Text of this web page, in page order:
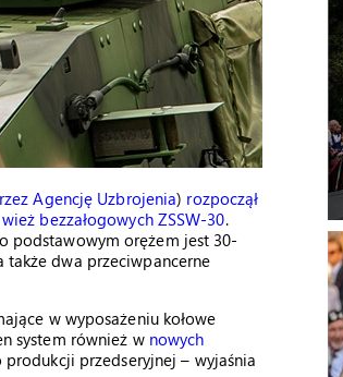
Agencję Uzbrojenia) rozpoczął
wież bezzałogowych ZSSW-30.
podstawowym orężem jest 30-
także dwa przeciwpancerne
w wyposażeniu kołowe
system również w nowych
przedseryjnej – wyjaśnia